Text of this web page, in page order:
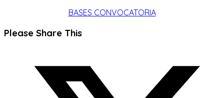
BASES CONVOCATORIA
Please Share ThisCompartir